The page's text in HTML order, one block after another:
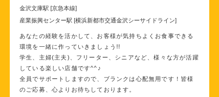
金沢文庫駅 [京急本線]
産業振興センター駅 [横浜新都市交通金沢シーサイドライン]
あなたの経験を活かして、お客様が気持ちよくお食事できる
環境を一緒に作っていきましょう!!
学生、主婦(主夫)、フリーター、シニアなど、様々な方が活躍
している楽しい店舗です^^♪
全員でサポートしますので、ブランクは心配無用です！皆様
のご応募、心よりお待ちしております。